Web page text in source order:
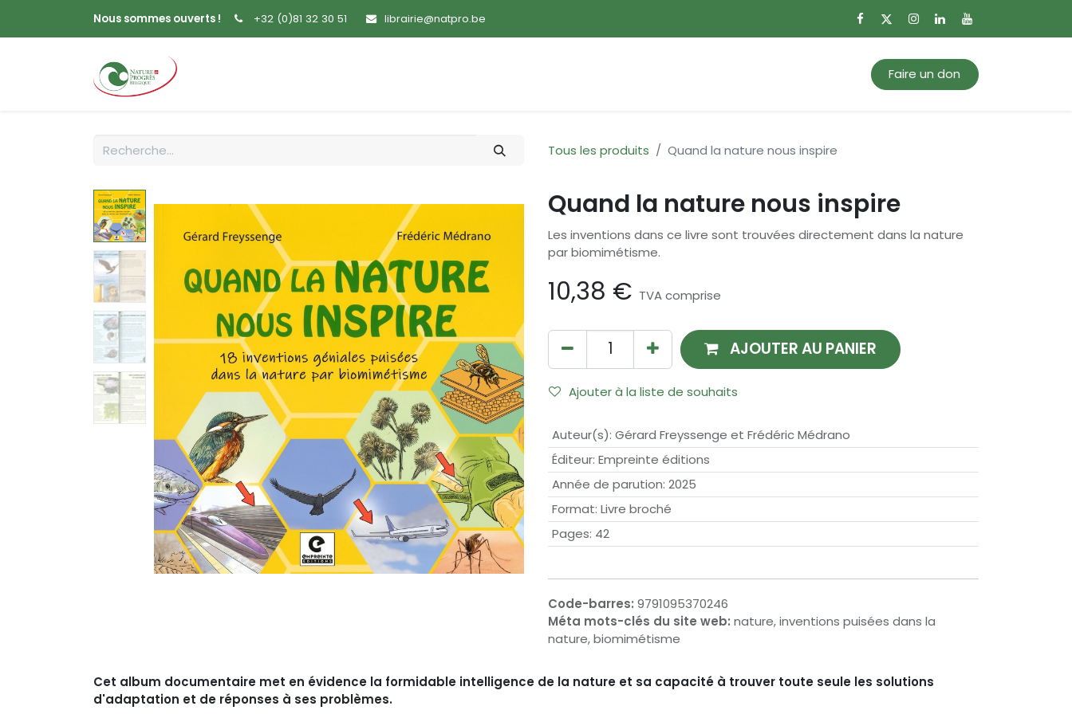
Nous sommes ouverts ! +32 (0)81 32 30 51 librairie@natpro.be
Faire un don
Tous les produits Quand la nature nous inspire
Quand la nature nous inspire
Les inventions dans ce livre sont trouvées directement dans la nature
par biomimétisme.
10,38 € TVA comprise
AJOUTER AU PANIER
Ajouter à la liste de souhaits
Auteur(s): Gérard Freyssenge et Frédéric Médrano
Éditeur: Empreinte éditions
Année de parution: 2025
Format: Livre broché
Pages: 42
Code-barres: 9791095370246
Méta mots-clés du site web: nature, inventions puisées dans la
nature, biomimétisme
Cet album documentaire met en évidence la formidable intelligence de la nature et sa capacité à trouver toute seule les solutions
d'adaptation et de réponses à ses problèmes.